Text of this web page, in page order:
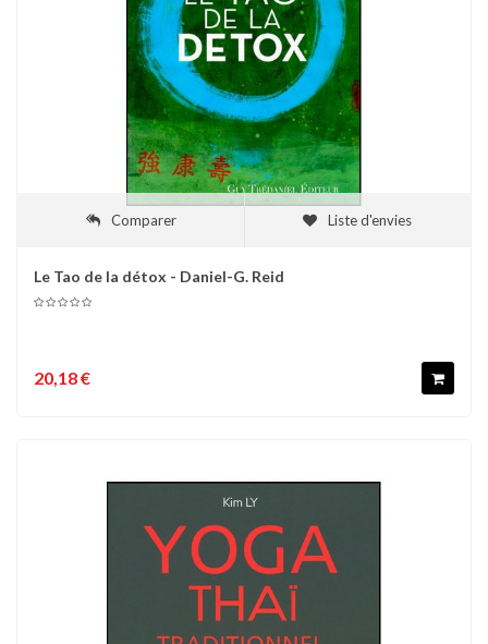
Comparer Liste d'envies
Le Tao de la détox - Daniel-G. Reid
20,18 €